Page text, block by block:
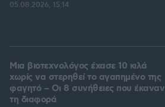
05.08.2026, 15:14
Μια βιοτεχνολόγος έχασε 10 κιλά
χωρίς να στερηθεί το αγαπημένο της
φαγητό – Οι 8 συνήθειες που έκαναν
τη διαφορά